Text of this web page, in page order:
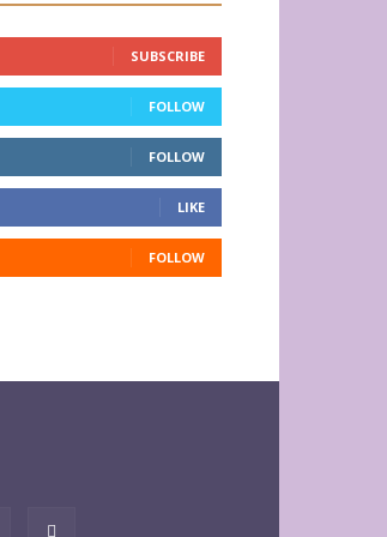
SUBSCRIBE
FOLLOW
FOLLOW
LIKE
FOLLOW